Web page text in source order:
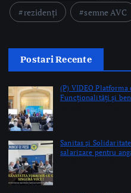
(P) VIDEO Platforma
Funcționalități și